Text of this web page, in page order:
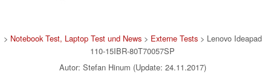
> Notebook Test, Laptop Test und News> Externe Tests> Lenovo Ideapad
110-15IBR-80T70057SP
Autor: Stefan Hinum (Update: 24.11.2017)